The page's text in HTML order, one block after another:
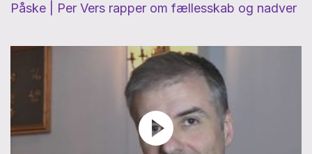
Påske | Per Vers rapper om fællesskab og nadver